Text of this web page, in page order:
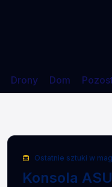
Drony Dom
Ostatnie sztuki w
Konsola